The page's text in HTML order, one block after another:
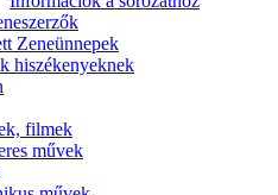
Zeneünnepek
hiszékenyeknek
filmek
művek